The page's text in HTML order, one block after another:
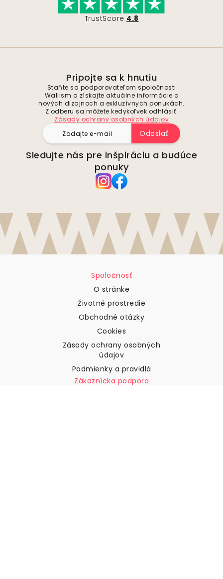
TrustScore 4.8
Pripojte sa k hnutiu
Staňte sa podporovateľom spoločnosti
Wallism a získajte aktuálne informácie o
nových dizajnoch a exkluzívnych ponukách.
Z odberu sa môžete kedykoľvek odhlásiť.
Zásady ochrany osobných údajov
Odoslať
Sledujte nás pre inšpiráciu a budúce
ponuky
Spoločnosť
O stránke
Životné prostredie
Obchodné otázky
Cookies
Zásady ochrany osobných
údajov
Podmienky a pravidlá
Zákaznícka podpora